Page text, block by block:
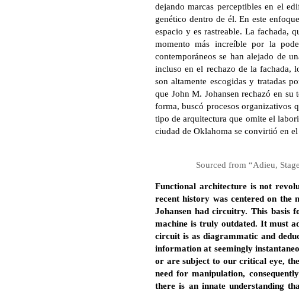
dejando marcas perceptibles en el
genético dentro de él. En este
espacio y es rastreable. La fachada,
momento más increíble por la
contemporáneos se han alejado de
incluso en el rechazo de la fachada,
son altamente escogidas y tratadas
que John M. Johansen rechazó en
forma, buscó procesos organizativos
tipo de arquitectura que omite el
ciudad de Oklahoma se convirtió en
Sourced from “Adieu,
Functional architecture is not
recent history was centered on the
Johansen had circuitry. This basis
machine is truly outdated. It must
circuit is as diagrammatic and
information at seemingly
or are subject to our critical eye,
need for manipulation,
there is an innate understanding